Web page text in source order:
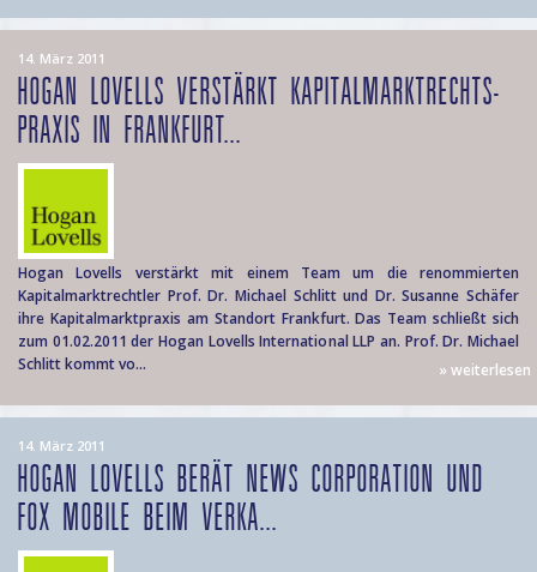
14. März 2011
HOGAN LOVELLS VERSTÄRKT KAPITALMARKTRECHTS-
PRAXIS IN FRANKFURT...
Hogan Lovells verstärkt mit einem Team um die renommierten
Kapitalmarktrechtler Prof. Dr. Michael Schlitt und Dr. Susanne Schäfer
ihre Kapitalmarktpraxis am Standort Frankfurt. Das Team schließt sich
zum 01.02.2011 der Hogan Lovells International LLP an. Prof. Dr. Michael
Schlitt kommt vo...
» weiterlesen
14. März 2011
HOGAN LOVELLS BERÄT NEWS CORPORATION UND
FOX MOBILE BEIM VERKA...